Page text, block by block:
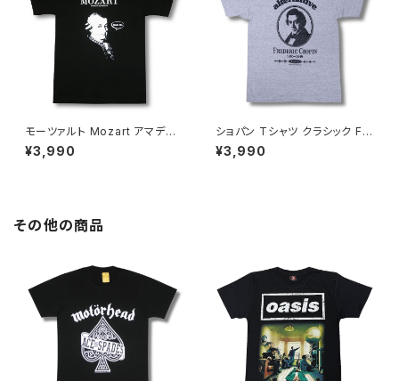
モーツァルト Mozart アマデウ
ス Falco Tシャツ Rock Me A
madeus フィガロの結婚 音楽
¥3,990
ショパン Tシャツ クラシック Fr
ederic Chopin グレー 音楽家
偉人 OE1116 ロックTシャツ バ
¥3,990
その他の商品